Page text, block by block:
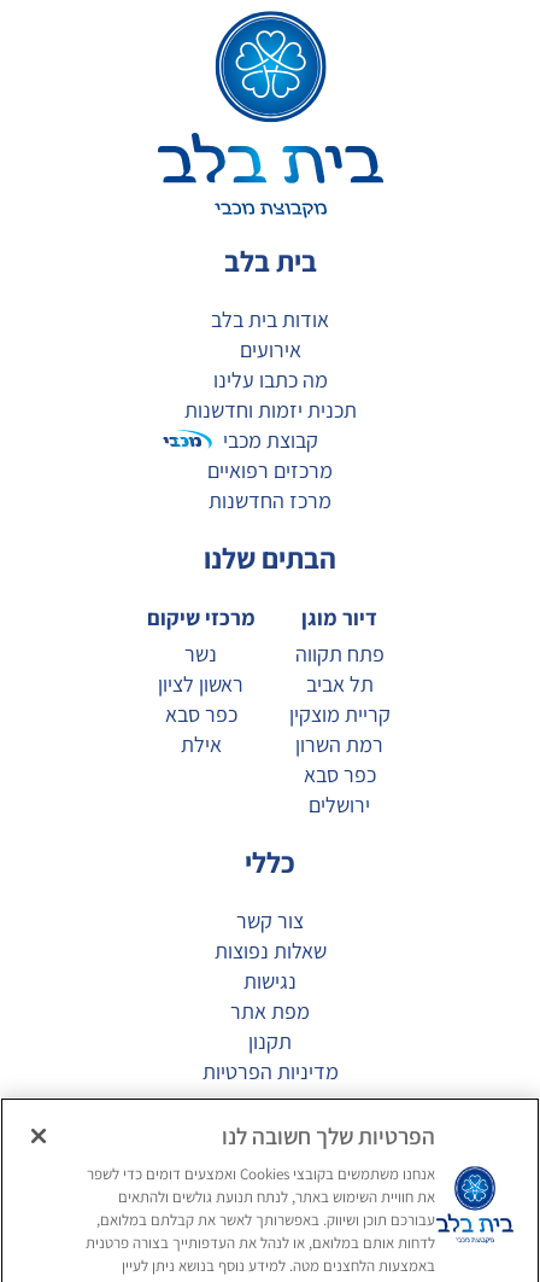
בית בלב
אודות בית בלב
אירועים
מה כתבו עלינו
תכנית יזמות וחדשנות
קבוצת מכבי
מרכזים רפואיים
מרכז החדשנות
הבתים שלנו
דיור מוגן
פתח תקווה
תל אביב
קריית מוצקין
רמת השרון
כפר סבא
ירושלים
מרכזי שיקום
נשר
ראשון לציון
כפר סבא
אילת
כללי
צור קשר
שאלות נפוצות
נגישות
מפת אתר
תקנון
מדיניות הפרטיות
מגזין
דיור מוגן יוקרתי
תרבות הפנאי בדיור המוגן
בריאות מוחית בגיל השלישי
הפרטיות שלך חשובה לנו
אנחנו משתמשים בקובצי Cookies ואמצעים דומים כדי לשפר
את חוויית השימוש באתר, לנתח תנועת גולשים ולהתאים
עבורכם תוכן ושיווק. באפשרותך לאשר את קבלתם במלואם,
לדחות אותם במלואם, או לנהל את העדפותייך בצורה פרטנית
באמצעות הלחצנים מטה. למידע נוסף בנושא ניתן לעיין